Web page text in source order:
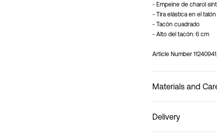
- Empeine de charol
- Tira elástica en el talón
- Tacón cuadrado
- Alto del tacón: 6 cm
Article Number
Materials and
Delivery